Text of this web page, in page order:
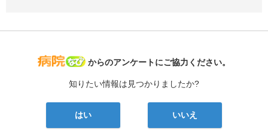
病院なび
からのアンケートにご協力ください。
知りたい情報は見つかりましたか?
はい いいえ